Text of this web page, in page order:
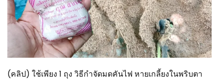
(คลิป) ใช้เพียง 1 ถุง วิธีกำจัดมดคันไฟ หายเกลี้ยงในพริบตา